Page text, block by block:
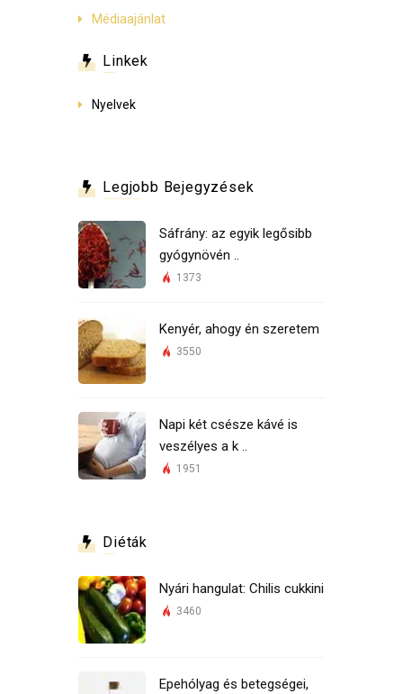
Médiaajánlat
Linkek
Nyelvek
Legjobb Bejegyzések
Sáfrány: az egyik legősibb
gyógynövén ..
1373
Kenyér, ahogy én szeretem
3550
Napi két csésze kávé is
veszélyes a k ..
1951
Diéták
Nyári hangulat: Chilis cukkini
3460
Epehólyag és betegségei,